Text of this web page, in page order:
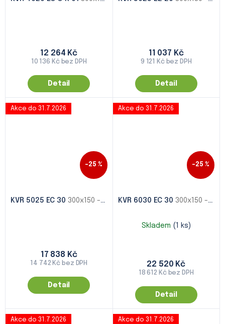
10 136 Kč bez DPH
12 264 Kč
Detail
9 121 Kč bez DPH
11 037 Kč
Detail
Akce do 31.7.2026
–25 %
KVR 5025 EC 30 300x150 - 1000x500
14 742 Kč bez DPH
17 838 Kč
Detail
Akce do 31.7.2026
–25 %
KVR 6030 EC 30 300x150 - 1000x500
Skladem (1 ks)
18 612 Kč bez DPH
22 520 Kč
Detail
Akce do 31.7.2026 Akce do 31.7.2026